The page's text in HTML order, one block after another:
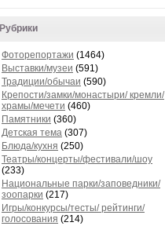
Рубрики
Фоторепортажи (1464)
Выставки/музеи (591)
Традиции/обычаи (590)
Крепости/замки/монастыри/ кремли/
храмы/мечети (460)
Памятники (360)
Детская тема (307)
Блюда/кухня (250)
Театры/концерты/фестивали/шоу
(233)
Национальные парки/заповедники/
зоопарки (217)
Игры/конкурсы/тесты/ рейтинги/
голосования (214)